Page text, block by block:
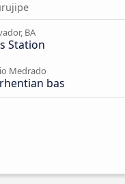
BA
Station
Medrado
bas